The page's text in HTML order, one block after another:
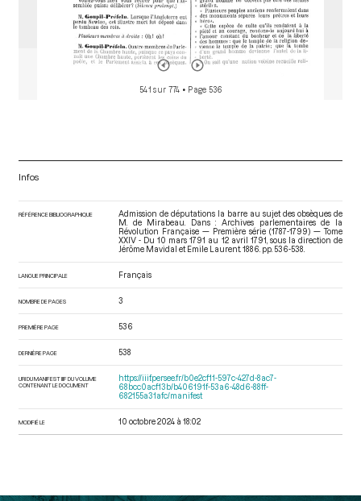
Levée de la séance du 3 avril 1791 du matin [Déroulement des
séances] p.538
Tronchet François Denis
541 sur 774 • Page 536
Infos
RÉFÉRENCE BIBLIOGRAPHIQUE
Admission de députations la barre au sujet des obsèques de
M. de Mirabeau. Dans : Archives parlementaires de la
Révolution Française — Première série (1787-1799) — Tome
XXIV - Du 10 mars 1791 au 12 avril 1791 , sous la direction de
Jérôme Mavidal et Emile Laurent. 1886. pp. 536-538.
LANGUE PRINCIPALE Français
NOMBRE DE PAGES 3
PREMIÈRE PAGE 536
DERNIÈRE PAGE 538
URI DU MANIFEST IIIF DU VOLUME
CONTENANT LE DOCUMENT
https://iiif.persee.fr/b0e2cf11-597c-427d-8ac7-
68bcc0acf13b/b406191f-53a6-48d6-88ff-
682155a31afc/manifest
MODIFIÉ LE 10 octobre 2024 à 18:02